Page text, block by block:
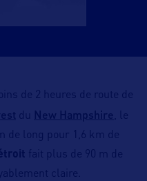
de 2 heures de route de
du New Hampshire
, le
de long pour 1,6 km de
fait plus de 90 m de
claire.